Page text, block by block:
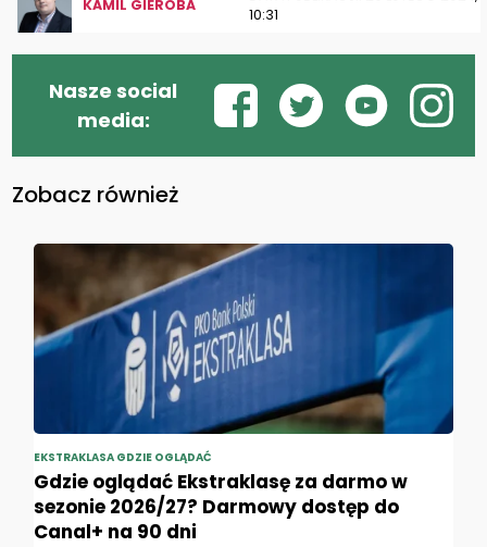
KAMIL GIEROBA
10:31
Nasze social
media:
Zobacz również
EKSTRAKLASA GDZIE OGLĄDAĆ
Gdzie oglądać Ekstraklasę za darmo w
sezonie 2026/27? Darmowy dostęp do
Canal+ na 90 dni